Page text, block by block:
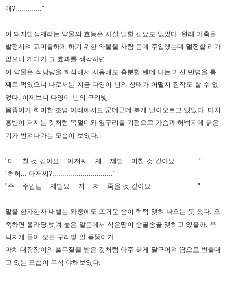
애?............."
이 돼지발정제라는 약물의 효능은 사실 말할 필요도 없었다. 원래 가축을
발정시켜 교미를하게 하기 위한 약물을 사람 몸에 주입했는데 멀쩡할 리가
없으니 게다가 그 효과를 생각하면
이 약물은 적당량을 희석해서 사용해도 충분할 텐데 나는 거진 반병을 통
째로 먹였으니 나로서는 지금 다영이 년의 상태가 어떨지 짐작도 할 수 없
었다. 이제보니 다영이 년의 구리빛
몸뚱이가 희미한 조명 아래에서도 군데군데 붉게 달아오르고 있었다. 마치
홍반이 퍼지는 것처럼 목덜미와 옆구리를 기점으로 가슴과 허벅지에 붉은
기가 번져나가는 모습이 보였다.
"미... 칠 것 같아요... 아저씨... 제... 제발... 미칠 것 같아요............"
"허허... 아저씨?.............................."
"주... 주인님... 제발요... 저... 저... 죽을 것 같아요......................."
말을 한자한자 내뱉는 와중에도 뜨거운 숨이 턱턱 맺혀 나오는 듯 했다. 오
죽하면 홀라당 벗겨 놓은 알몸에서 식은땀이 송골송골 맺히고 있을까. 육
덕지게 물이 오른 구리빛 알 몸뚱이가
마치 대장장이의 풀무질을 받은 것처럼 아주 붉게 달구어져 땀으로 번들대
고 있는 모습이 무척 야해보였다.